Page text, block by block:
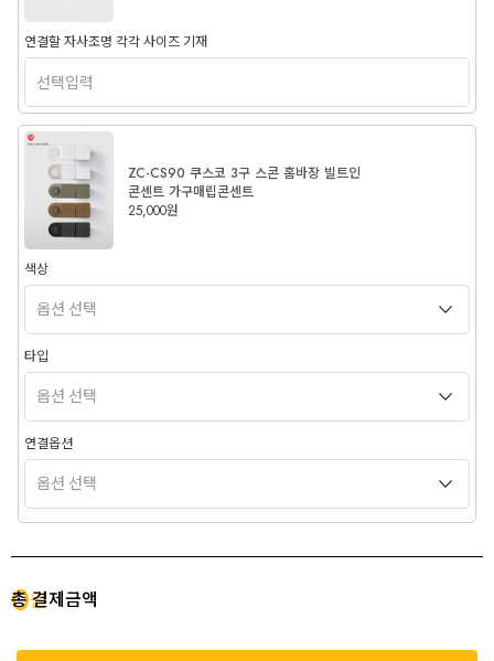
연결할 자사조명 각각 사이즈 기재
ZC-CS90 쿠스코 3구 스콘 홈바장 빌트인
콘센트 가구매립콘센트
25,000원
색상
타입
연결옵션
총 결제금액
0원